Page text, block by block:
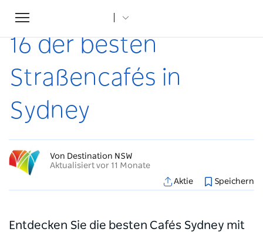
Toggle
navigation
Startseite
16 der besten
Straßencafés in
Sydney
Von Destination NSW
Aktualisiert vor 11 Monate
Aktie
Speichern
Entdecken Sie die besten Cafés Sydney mit